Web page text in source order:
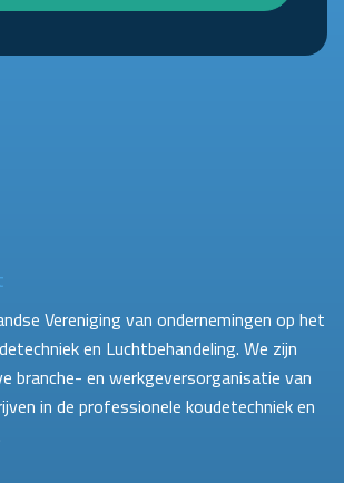
Vereniging van ondernemingen op het
en Luchtbehandeling. We zijn
branche- en werkgeversorganisatie van
in de professionele koudetechniek en